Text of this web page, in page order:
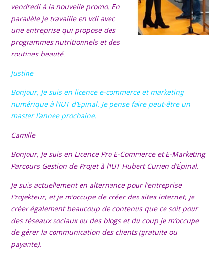
vendredi à la nouvelle promo. En
parallèle je travaille en vdi avec
une entreprise qui propose des
programmes nutritionnels et des
routines beauté.
Justine
Bonjour, Je suis en licence e-commerce et marketing
numérique à l’IUT d’Epinal. Je pense faire peut-être un
master l’année prochaine.
Camille
Bonjour, Je suis en Licence Pro E-Commerce et E-Marketing
Parcours Gestion de Projet à l’IUT Hubert Curien d’Épinal.
Je suis actuellement en alternance pour l’entreprise
Projekteur, et je m’occupe de créer des sites internet, je
créer également beaucoup de contenus que ce soit pour
des réseaux sociaux ou des blogs et du coup je m’occupe
de gérer la communication des clients (gratuite ou
payante).